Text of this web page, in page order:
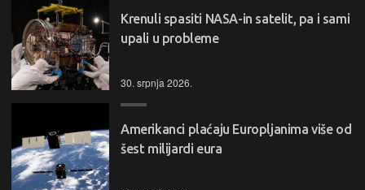
Krenuli spasiti NASA-in satelit, pa i sami
upali u probleme
30. srpnja 2026.
Amerikanci plaćaju Europljanima više od
šest milijardi eura